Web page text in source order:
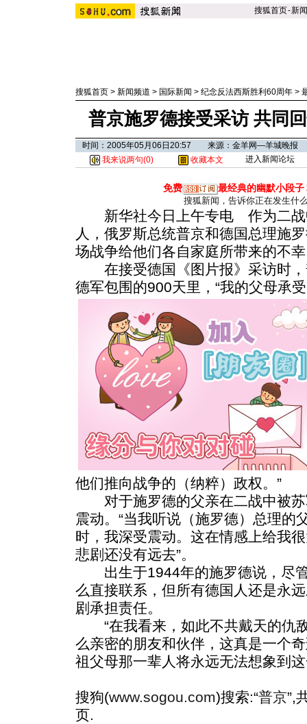
搜狐首页-新闻
搜狐首页 > 新闻频道 > 国际新闻 > 纪念反法西斯胜利60周年 >
普京施罗德接受采访 共同
时间：2005年05月06日20:57 来源：金羊网—羊城晚报
我来说两句(0) 收藏本文 进入新闻论坛
免费 最经典的幽默小段子
搜狐新闻，告诉你正在发生什
新华社今日上午专电 作为二战
人，俄罗斯总统普京和德国总理施
场战争给他们各自家庭所带来的不
在接受德国《图片报》采访时，
德军包围的900天里，“我的父母承
他们推向战争的（纳粹）政权。”
对于施罗德的父亲在二战中被苏
震动。“当我听说（施罗德）总理的
时，我深受震动。这在情感上给我
悲剧还没有远去”。
出生于1944年的施罗德说，尽管
么直接联系，但所有德国人还是永
剧承担责任。
“在我看来，如此不共戴天的仇
么亲密的朋友和伙伴，这真是一个
祖父母那一辈人将永远无法想象到这
搜狗(www.sogou.com)搜索:“普京”,
页.